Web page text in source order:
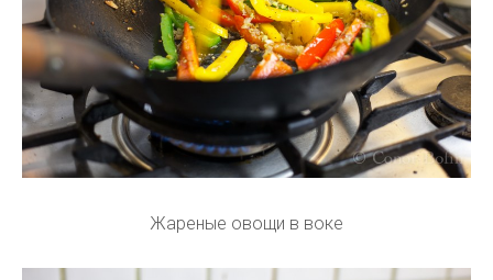
Жареные овощи в воке